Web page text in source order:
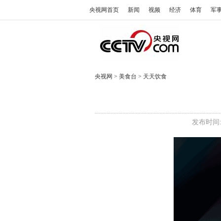
央视网首页 新闻 视频 经济 体育 军
央视网 > 美食台 > 天天饮食
发布时